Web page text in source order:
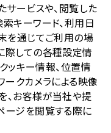
サービスや、閲覧した
キーワード、利用日
を通じてご利用の場
際しての各種設定情
ッキー情報、位置情
ークカメラによる映像
、お客様が当社や提
ージを閲覧する際に